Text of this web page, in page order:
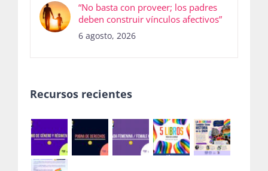
“No basta con proveer; los padres
deben construir vínculos afectivos”
6 agosto, 2026
Recursos recientes